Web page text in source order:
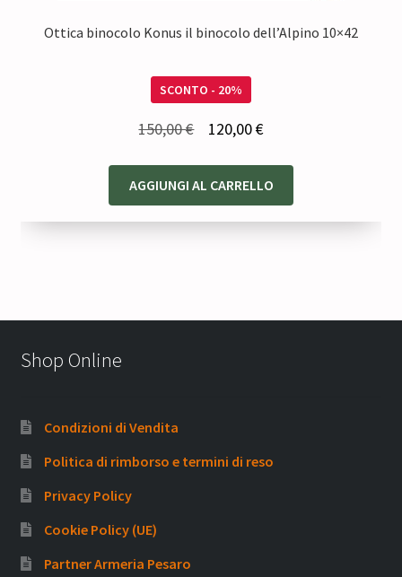
Ottica binocolo Konus il binocolo dell’Alpino 10×42
SCONTO - 20%
150,00€
originale
era:
120,00€Il
attuale
è:
AGGIUNGI AL CARRELLO
Shop Online
Condizioni di Vendita
Politica di rimborso e termini di reso
Privacy Policy
Cookie Policy (UE)
Partner Armeria Pesaro